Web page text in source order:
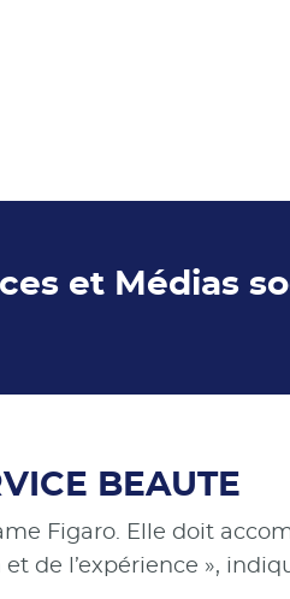
et Médias
BEAUTE
Figaro. Elle doit
de l’expérience »,